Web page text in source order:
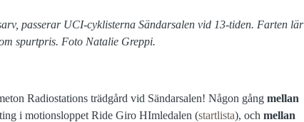
passerar UCI-cyklisterna Sändarsalen vid 13-tiden. Farten lär
spurtpris. Foto Natalie Greppi.
Radiostations trädgård vid Sändarsalen! Någon gång mellan
i motionsloppet Ride Giro HImledalen (startlista), och mellan